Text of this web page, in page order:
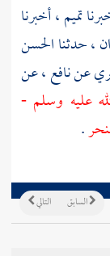
تميم، أخبرنا
، حدثناالحسن
عننافع، عن
عليه وسلم -
.
التالي السابق